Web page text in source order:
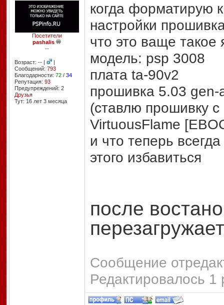
Посетители
pashalis
--
Возраст: -- |
|
Сообщений: 793
Благодарности: 72/ 34
Репутация: 93
Предупреждений: 2
Друзья
Тут: 16 лет 3 месяцa
когда форматирую
настройки
что это ваще такое
модель: psp 3008
плата ta-90v2
прошивка 5.03 gen-
(ставлю прошивку
VirtuousFlame
и что теперь
этого избавиться
после
Сообщение
Редактировалось 1